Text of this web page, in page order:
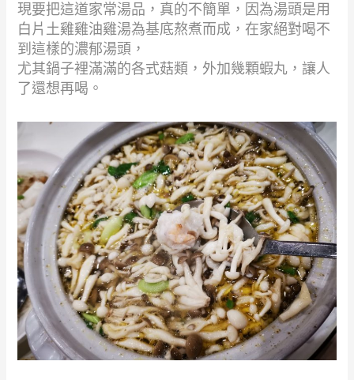
現要把這道家常湯品，真的不簡單，因為湯頭是用
白片土雞雞油雞湯為基底熬煮而成，在家絕對喝不
到這樣的濃郁湯頭，
尤其鍋子裡滿滿的各式菇類，外加幾顆蝦丸，讓人
了還想再喝。